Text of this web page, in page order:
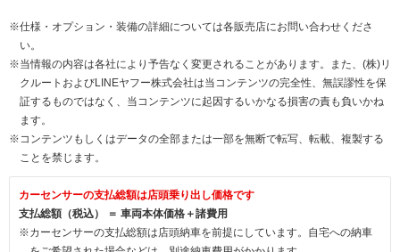
※仕様・オプション・装備の詳細については各販売店にお問い合わせくださ
い。
※当情報の内容は各社により予告なく変更されることがあります。また、(株)リ
クルートおよびLINEヤフー株式会社は当コンテンツの完全性、無誤謬性を保
証するものではなく、当コンテンツに起因するいかなる損害の責も負いかね
ます。
※コンテンツもしくはデータの全部または一部を無断で転写、転載、複製する
ことを禁じます。
カーセンサーの支払総額は店頭乗り出し価格です
支払総額（税込） ＝ 車両本体価格＋諸費用
※カーセンサーの支払総額は店頭納車を前提にしています。自宅への納車